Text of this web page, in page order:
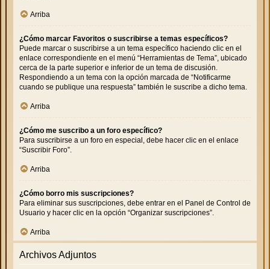
Arriba
¿Cómo marcar Favoritos o suscribirse a temas específicos?
Puede marcar o suscribirse a un tema específico haciendo clic en el
enlace correspondiente en el menú “Herramientas de Tema”, ubicado
cerca de la parte superior e inferior de un tema de discusión.
Respondiendo a un tema con la opción marcada de “Notificarme
cuando se publique una respuesta” también le suscribe a dicho tema.
Arriba
¿Cómo me suscribo a un foro específico?
Para suscribirse a un foro en especial, debe hacer clic en el enlace
“Suscribir Foro”.
Arriba
¿Cómo borro mis suscripciones?
Para eliminar sus suscripciones, debe entrar en el Panel de Control de
Usuario y hacer clic en la opción “Organizar suscripciones”.
Arriba
Archivos Adjuntos